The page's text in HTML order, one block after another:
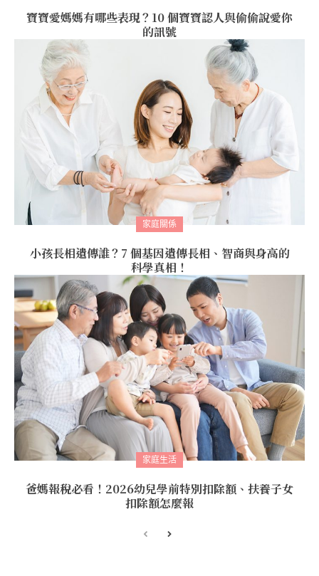
寶寶愛媽媽有哪些表現？10 個寶寶認人與偷偷說愛你
的訊號
家庭關係
小孩長相遺傳誰？7 個基因遺傳長相、智商與身高的
科學真相！
家庭生活
爸媽報稅必看！2026幼兒學前特別扣除額、扶養子女
扣除額怎麼報